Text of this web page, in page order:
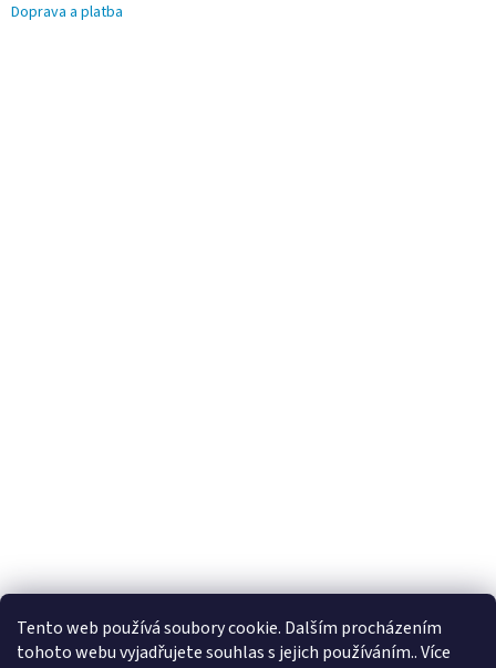
Tento web používá soubory cookie. Dalším procházením
tohoto webu vyjadřujete souhlas s jejich používáním.. Více
Doprava a platba